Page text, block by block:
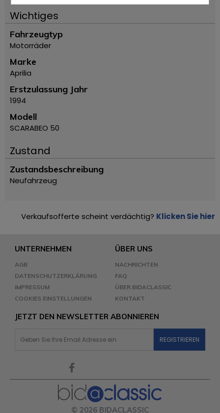
Wichtiges
Fahrzeugtyp
Motorräder
Marke
Aprilia
Erstzulassung Jahr
1994
Modell
SCARABEO 50
Zustand
Zustandsbeschreibung
Neufahrzeug
Verkaufsofferte scheint verdächtig? Klicken Sie hier
UNTERNEHMEN
AGB
DATENSCHUTZERKLÄRUNG
IMPRESSUM
COOKIES EINSTELLUNGEN
ÜBER UNS
NACHRICHTEN
FAQ
ÜBER BIDACLASSIC
KONTAKT
JETZT DEN NEWSLETTER ABONNIEREN
© 2026 BIDACLASSIC